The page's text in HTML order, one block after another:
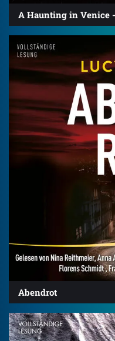
A Haunting in Venice
Abendrot